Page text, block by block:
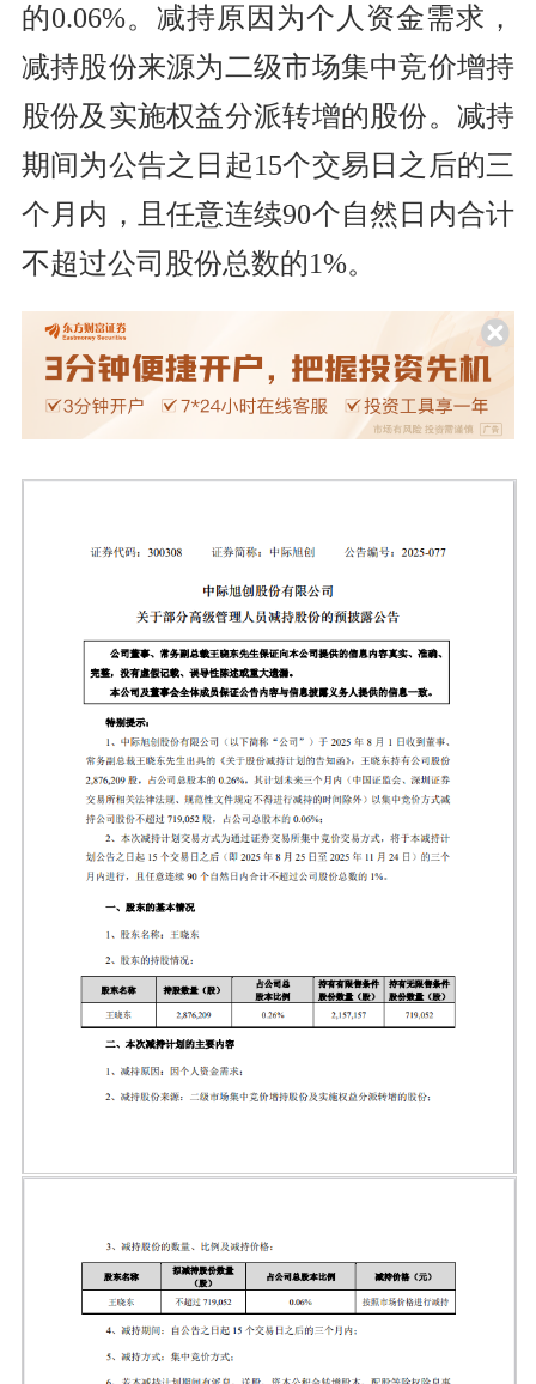
的0.06%。减持原因为个人资金需求，
减持股份来源为二级市场集中竞价增持
股份及实施权益分派转增的股份。减持
期间为公告之日起15个交易日之后的三
个月内，且任意连续90个自然日内合计
不超过公司股份总数的1%。